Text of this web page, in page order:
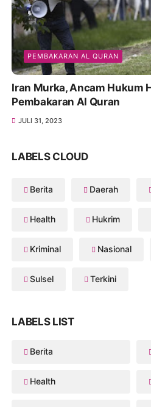
PEMBAKARAN AL QURAN
Iran Murka, Ancam Hukum
Pembakaran Al Quran
JULI 31, 2023
LABELS CLOUD
Berita Daerah
Health Hukrim
Kriminal Nasional
Sulsel Terkini
LABELS LIST
Berita
Health